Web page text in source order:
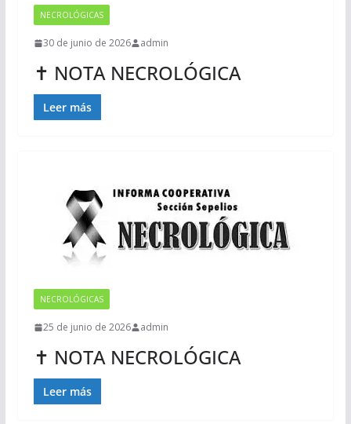
NECROLÓGICAS
30 de junio de 2026 admin
✝ NOTA NECROLÓGICA
Leer más
NECROLÓGICAS
25 de junio de 2026 admin
✝ NOTA NECROLÓGICA
Leer más